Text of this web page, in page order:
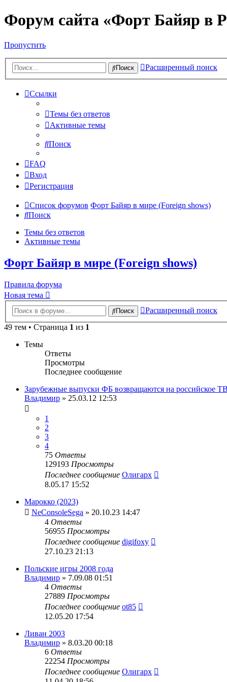
Форум сайта «Форт Байяр в
Пропустить
Поиск Расширенный поиск
Ссылки
Темы без ответов
Активные темы
Поиск
FAQ
Вход
Регистрация
Список форумов Форт Байяр в мире (Foreign shows)
Поиск
Темы без ответов
Активные темы
Форт Байяр в мире (Foreign shows)
Правила форума
Новая тема
Поиск
Расширенный поиск
49 тем • Страница 1 из 1
Темы
Ответы
Просмотры
Последнее сообщение
Зарубежные выпуски ФБ возвращаются на российское ТВ
Владимир » 25.03.12 12:53
1
2
3
4
75 Ответы
129193 Просмотры
Последнее сообщение Олигарх
8.05.17 15:52
Марокко (2023)
NeConsoleSega » 20.10.23 14:47
4 Ответы
56955 Просмотры
Последнее сообщение digifoxy
27.10.23 21:13
Польские игры 2008 года
Владимир » 7.09.08 01:51
4 Ответы
27889 Просмотры
Последнее сообщение ot85
12.05.20 17:54
Ливан 2003
Владимир » 8.03.20 00:18
6 Ответы
22254 Просмотры
Последнее сообщение Олигарх